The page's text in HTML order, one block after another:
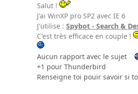
Salut !
J'ai WinXP pro SP2 avec IE 6
J'utilise : Spybot - Search &
C'est très efficace en couple !
Aucun rapport avec le sujet
+1 pour Thunderbird
Renseigne toi pouir savoir si